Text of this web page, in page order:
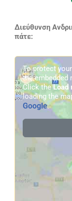
Διεύθυνση
πάτε:
To protect
the embedded
Click theLoad
loading the
Google.